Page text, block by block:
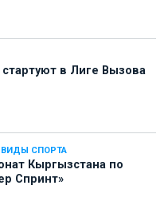
в Лиге Вызова
СПОРТА
Кыргызстана по
Спринт»